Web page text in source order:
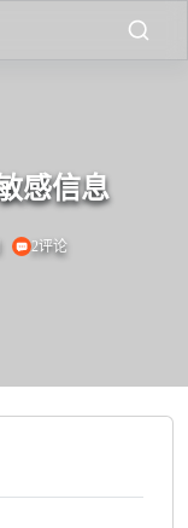
感信息
2评论